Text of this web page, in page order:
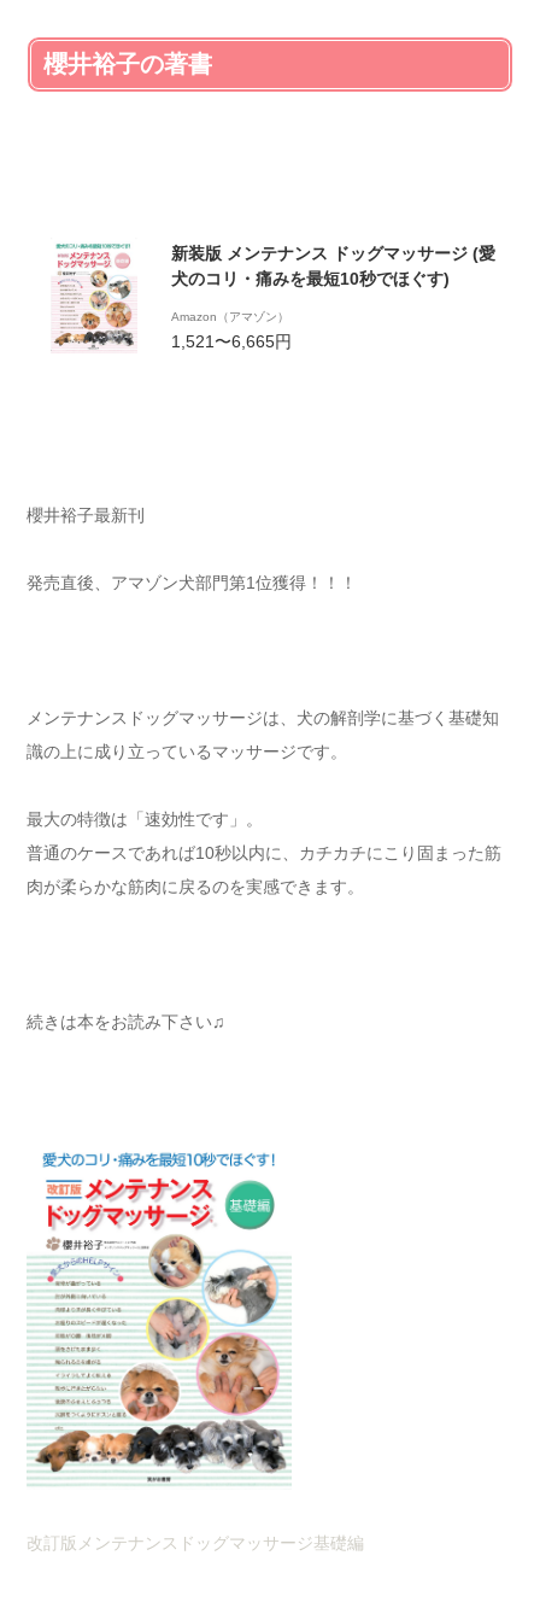
櫻井裕子の著書
新装版 メンテナンス ドッグマッサージ (愛
犬のコリ・痛みを最短10秒でほぐす)
Amazon（アマゾン）
1,521〜6,665円
櫻井裕子最新刊
発売直後、アマゾン犬部門第1位獲得！！！
メンテナンスドッグマッサージは、犬の解剖学に基づく基礎知
識の上に成り立っているマッサージです。
最大の特徴は「速効性です」。
普通のケースであれば10秒以内に、カチカチにこり固まった筋
肉が柔らかな筋肉に戻るのを実感できます。
続きは本をお読み下さい♫
改訂版メンテナンスドッグマッサージ基礎編